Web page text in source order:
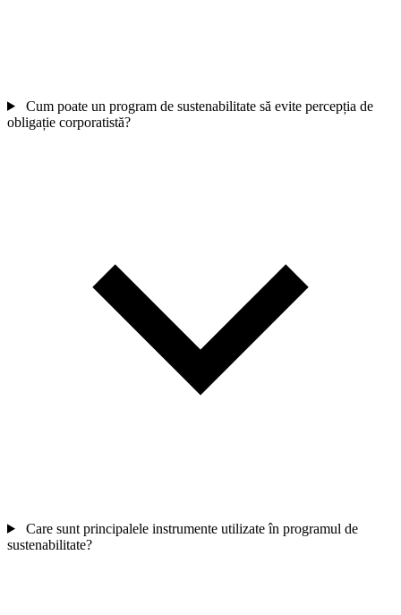
Cum poate un program de sustenabilitate să evite percepția de
obligație corporatistă?
Care sunt principalele instrumente utilizate în programul de
sustenabilitate?